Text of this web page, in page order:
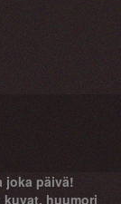
joka päivä!
huumori